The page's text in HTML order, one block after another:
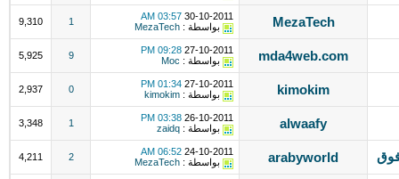
MezaTech
30-10-2011
03:57 AM
بواسطة : MezaTech
1
9,310
mda4web.com
27-10-2011
09:28 PM
بواسطة : Moc
9
5,925
kimokim
27-10-2011
01:34 PM
بواسطة : kimokim
0
2,937
alwaafy
26-10-2011
03:38 PM
بواسطة : zaidq
1
3,348
arabyworld
24-10-2011
06:52 AM
بواسطة : MezaTech
2
4,211